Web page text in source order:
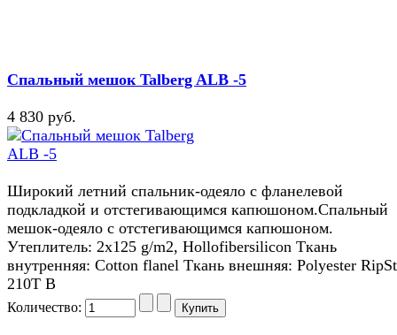
Спальный мешок Talberg ALB -5
4 830 руб.
Широкий летний спальник-одеяло с фланелевой
подкладкой и отстегивающимся капюшоном.Спальный
мешок-одеяло с отстегивающимся капюшоном.
Утеплитель: 2х125 g/m2, Hollofibersilicon Ткань
внутренняя: Cotton flanel Ткань внешняя: Polyester
210T В
Количество: